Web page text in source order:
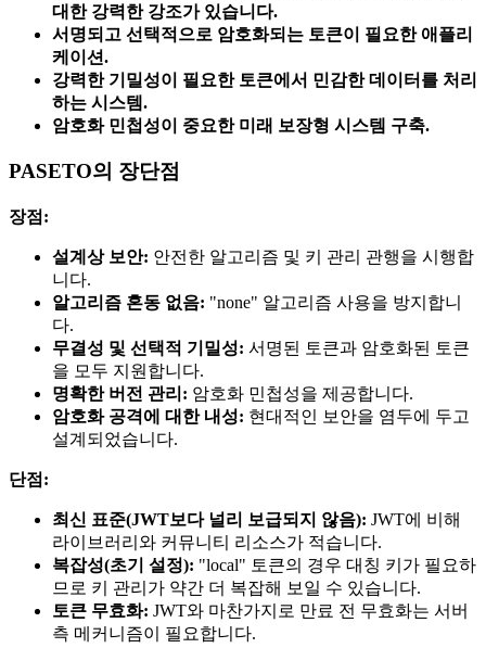
대한 강력한 강조가 있습니다.
서명되고 선택적으로 암호화되는 토큰이 필요한 애플리
케이션.
강력한 기밀성이 필요한 토큰에서 민감한 데이터를 처리
하는 시스템.
암호화 민첩성이 중요한 미래 보장형 시스템 구축.
PASETO의 장단점
장점:
설계상 보안: 안전한 알고리즘 및 키 관리 관행을 시행합
니다.
알고리즘 혼동 없음: "none" 알고리즘 사용을 방지합니
다.
무결성 및 선택적 기밀성: 서명된 토큰과 암호화된 토큰
을 모두 지원합니다.
명확한 버전 관리: 암호화 민첩성을 제공합니다.
암호화 공격에 대한 내성: 현대적인 보안을 염두에 두고
설계되었습니다.
단점:
최신 표준(JWT보다 널리 보급되지 않음): JWT에 비해
라이브러리와 커뮤니티 리소스가 적습니다.
복잡성(초기 설정): "local" 토큰의 경우 대칭 키가 필요하
므로 키 관리가 약간 더 복잡해 보일 수 있습니다.
토큰 무효화: JWT와 마찬가지로 만료 전 무효화는 서버
측 메커니즘이 필요합니다.